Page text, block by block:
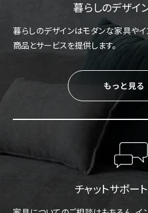
暮らしのデザイ
暮らしのデザインはモダンな家具や
商品とサービスを提供します。
もっと見る
チャットサポー